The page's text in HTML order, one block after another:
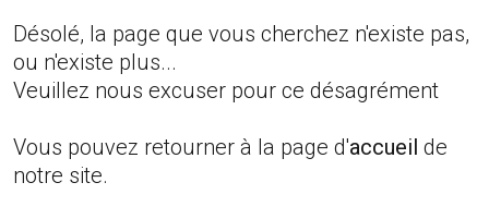
Désolé, la page que vous cherchez n'existe pas,
ou n'existe plus...
Veuillez nous excuser pour ce désagrément
Vous pouvez retourner à la page d'accueil de
notre site.